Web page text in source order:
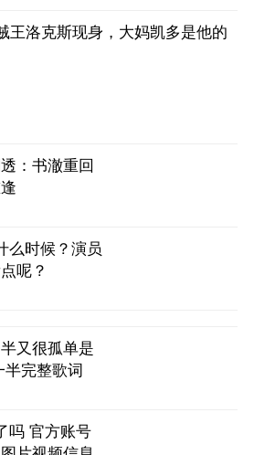
王洛克斯现身，大妈凯多是他的
：书澈重回
么时候？演员
呢？
又很孤单是
半完整歌词
吗 官方账号